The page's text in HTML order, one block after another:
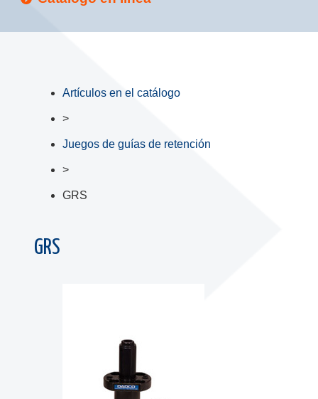
Artículos en el catálogo
>
Juegos de guías de retención
>
GRS
GRS